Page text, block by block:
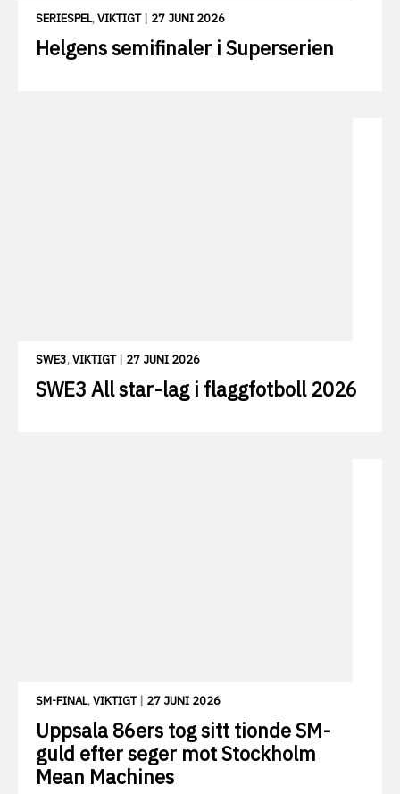
SERIESPEL,VIKTIGT| 27 JUNI 2026
Helgens semifinaler i Superserien
SWE3,VIKTIGT| 27 JUNI 2026
SWE3 All star-lag i flaggfotboll 2026
SM-FINAL,VIKTIGT| 27 JUNI 2026
Uppsala 86ers tog sitt tionde SM-
guld efter seger mot Stockholm
Mean Machines